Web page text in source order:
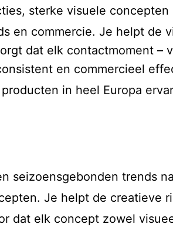
sterke visuele
en commercie. Je helpt de
dat elk contactmoment –
en commercieel
in heel Europa
trends
Je helpt de creatieve
dat elk concept zowel